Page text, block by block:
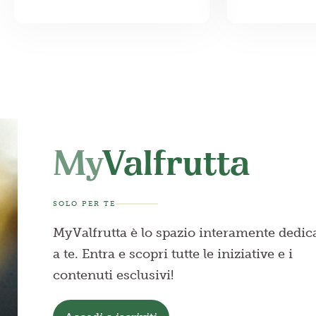
MyValfrutta
SOLO PER TE
MyValfrutta è lo spazio interamente
a te. Entra e scopri tutte le iniziative e i
contenuti esclusivi!